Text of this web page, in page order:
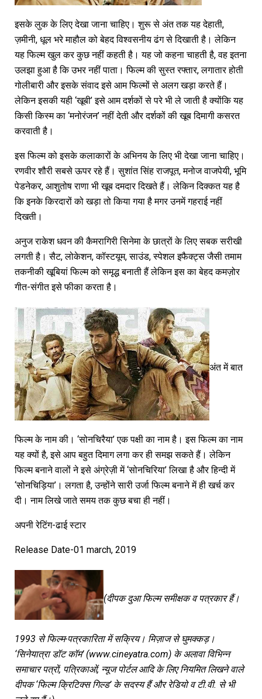
इसके लुक के लिए देखा जाना चाहिए। शुरू से अंत तक यह देहाती,
ज़मीनी, धूल भरे माहौल को बेहद विश्वसनीय ढंग से दिखाती है। लेकिन
यह फिल्म खुल कर कुछ नहीं कहती है। यह जो कहना चाहती है, वह इतना
उलझा हुआ है कि उभर नहीं पाता। फिल्म की सुस्त रफ्तार, लगातार होती
गोलीबारी और इसके संवाद इसे आम फिल्मों से अलग खड़ा करते हैं।
लेकिन इसकी यही ‘खूबी’ इसे आम दर्शकों से परे भी ले जाती है क्योंकि यह
किसी किस्म का ‘मनोरंजन’ नहीं देती और दर्शकों की खूब दिमागी कसरत
करवाती है।
इस फिल्म को इसके कलाकारों के अभिनय के लिए भी देखा जाना चाहिए।
रणवीर शौरी सबसे ऊपर रहे हैं। सुशांत सिंह राजपूत, मनोज वाजपेयी, भूमि
पेडनेकर, आशुतोष राणा भी खूब दमदार दिखते हैं। लेकिन दिक्कत यह है
कि इनके किरदारों को खड़ा तो किया गया है मगर उनमें गहराई नहीं
दिखती।
अनुज राकेश धवन की कैमरागिरी सिनेमा के छात्रों के लिए सबक सरीखी
लगती है। सैट, लोकेशन, कॉस्टयूम, साउंड, स्पेशल इफैक्ट्स जैसी तमाम
तकनीकी खूबियां फिल्म को समृद्ध बनाती हैं लेकिन इस का बेहद कमज़ोर
गीत-संगीत इसे फीका करता है।
अंत में बात
फिल्म के नाम की। ‘सोनचिरैया’ एक पक्षी का नाम है। इस फिल्म का नाम
यह क्यों है, इसे आप बहुत दिमाग लगा कर ही समझ सकते हैं। लेकिन
फिल्म बनाने वालों ने इसे अंग्रेज़ी में ‘सोनचिरिया’ लिखा है और हिन्दी में
‘सोनचिड़िया’। लगता है, उन्होंने सारी उर्जा फिल्म बनाने में ही खर्च कर
दी। नाम लिखे जाते समय तक कुछ बचा ही नहीं।
अपनी रेटिंग-ढाई स्टार
Release Date-01 march, 2019
(दीपक दुआ फिल्म समीक्षक व पत्रकार हैं।
1993 से फिल्म-पत्रकारिता में सक्रिय। मिज़ाज से घुमक्कड़।
‘सिनेयात्रा डॉट कॉम’ (www.cineyatra.com) के अलावा विभिन्न
समाचार पत्रों, पत्रिकाओं, न्यूज पोर्टल आदि के लिए नियमित लिखने वाले
दीपक ‘फिल्म क्रिटिक्स गिल्ड’ के सदस्य हैं और रेडियो व टी.वी. से भी